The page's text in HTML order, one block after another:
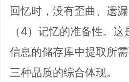
回忆时，没有歪曲、遗漏
（4）记忆的准备性。
信息的储存库中提取所
三种品质的综合体现。